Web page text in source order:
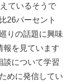
ているそうで
26パーセント
りの話題に興味
報を見ています
談について学習
めに発信してい